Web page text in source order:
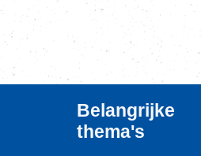
Belangrijke
thema's